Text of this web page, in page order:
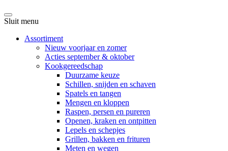
Sluit menu
Assortiment
Nieuw voorjaar en zomer
Acties september & oktober
Kookgereedschap
Duurzame keuze
Schillen, snijden en schaven
Spatels en tangen
Mengen en kloppen
Raspen, persen en pureren
Openen, kraken en ontpitten
Lepels en schepjes
Grillen, bakken en frituren
Meten en wegen